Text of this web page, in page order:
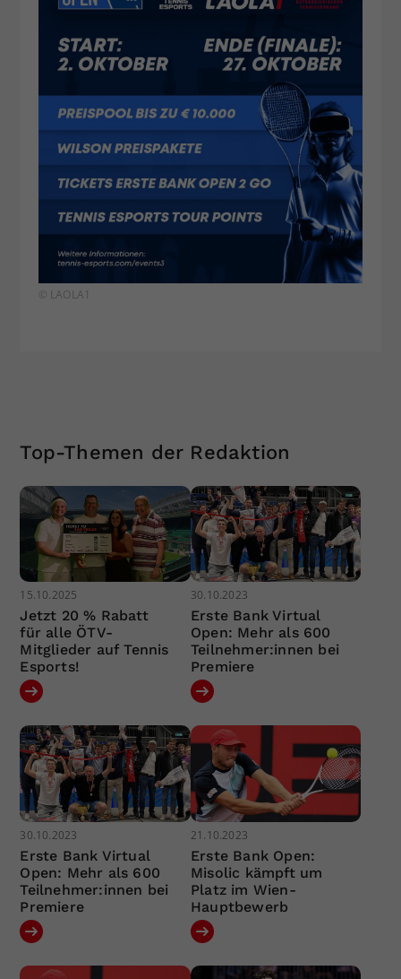
© LAOLA1
Top-Themen der Redaktion
15.10.2025
Jetzt 20 % Rabatt
für alle ÖTV-
Mitglieder auf Tennis
Esports!
30.10.2023
Erste Bank Virtual
Open: Mehr als 600
Teilnehmer:innen bei
Premiere
30.10.2023
Erste Bank Virtual
Open: Mehr als 600
Teilnehmer:innen bei
Premiere
21.10.2023
Erste Bank Open:
Misolic kämpft um
Platz im Wien-
Hauptbewerb